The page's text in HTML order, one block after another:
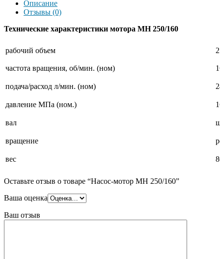
Описание
Отзывы (0)
Технические характеристики мотора МН 250/160
рабочий объем
частота вращения, об/мин. (ном)
подача/расход л/мин. (ном)
давление МПа (ном.)
вал
вращение
вес
Оставьте отзыв о товаре “Насос-мотор МН 250/160”
Ваша оценка
Ваш отзыв